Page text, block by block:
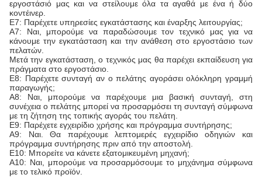
εργοστάσιό μας και να στείλουμε όλα τα αγαθά με ένα ή δύο
κοντέινερ.
Ε7: Παρέχετε υπηρεσίες εγκατάστασης και έναρξης λειτουργίας;
Α7: Ναι, μπορούμε να παραδώσουμε τον τεχνικό μας για να
κάνουμε την εγκατάσταση και την ανάθεση στο εργοστάσιο των
πελατών.
Μετά την εγκατάσταση, ο τεχνικός μας θα παρέχει εκπαίδευση για
πράγματα στο εργοστάσιο.
Ε8: Παρέχετε συνταγή αν ο πελάτης αγοράσει ολόκληρη γραμμή
παραγωγής;
Α8: Ναι, μπορούμε να παρέχουμε μια βασική συνταγή, στη
συνέχεια ο πελάτης μπορεί να προσαρμόσει τη συνταγή σύμφωνα
με τη ζήτηση της τοπικής αγοράς του πελάτη.
Ε9: Παρέχετε εγχειρίδιο χρήσης και πρόγραμμα συντήρησης;
Α9: Ναι. Θα παρέχουμε λεπτομερές εγχειρίδιο οδηγιών και
πρόγραμμα συντήρησης πριν από την αποστολή.
Ε10: Μπορείτε να κάνετε εξατομικευμένη μηχανή;
Α10: Ναι, μπορούμε να προσαρμόσουμε το μηχάνημα σύμφωνα
με το τελικό προϊόν.